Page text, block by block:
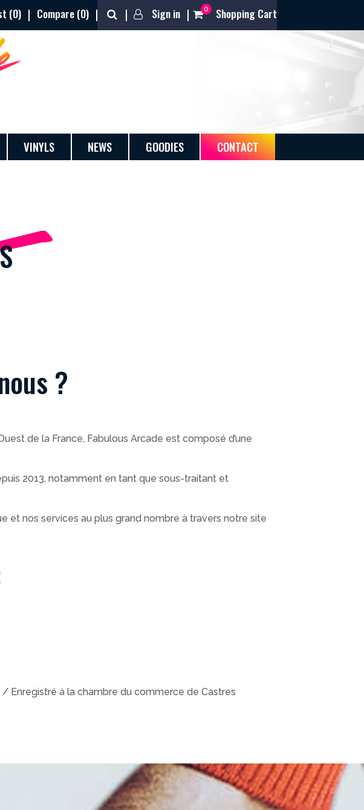
(0) Compare (0) Sign in 0 Shopping Cart
VINYLS NEWS GOODIES CONTACT
?
de la France, Fabulous Arcade est composé d’une
2013, notamment en tant que sous-traitant et
et nos services au plus grand nombre à travers notre site
Enregistré à la chambre du commerce de Castres